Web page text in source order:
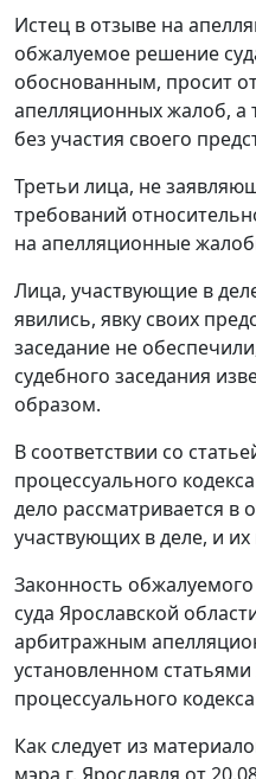
Истец в отзыве на
обжалуемое решение
обоснованным, просит
апелляционных жалоб, а
без участия своего
Третьи лица, не
требований
на апелляционные
Лица, участвующие в
явились, явку своих
заседание не
судебного заседания
образом.
В соответствии со
процессуального
дело рассматривается в
участвующих в деле, и их
Законность
суда Ярославской
арбитражным
установленном статьями
процессуального
Как следует из